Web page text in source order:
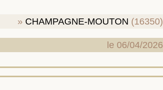
CHAMPAGNE-MOUTON (16350)
le 06/04/2026